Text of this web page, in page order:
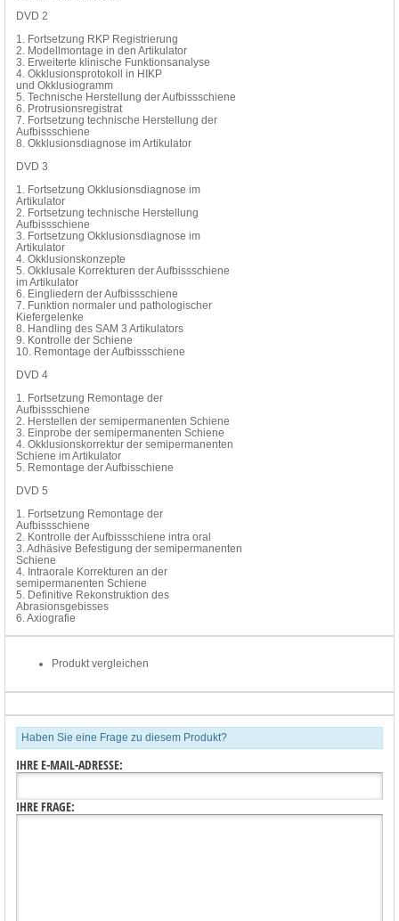
DVD 2
1. Fortsetzung RKP Registrierung
2. Modellmontage in den Artikulator
3. Erweiterte klinische Funktionsanalyse
4. Okklusionsprotokoll in HIKP
und Okklusiogramm
5. Technische Herstellung der Aufbissschiene
6. Protrusionsregistrat
7. Fortsetzung technische Herstellung der
Aufbissschiene
8. Okklusionsdiagnose im Artikulator
DVD 3
1. Fortsetzung Okklusionsdiagnose im
Artikulator
2. Fortsetzung technische Herstellung
Aufbissschiene
3. Fortsetzung Okklusionsdiagnose im
Artikulator
4. Okklusionskonzepte
5. Okklusale Korrekturen der Aufbissschiene
im Artikulator
6. Eingliedern der Aufbissschiene
7. Funktion normaler und pathologischer
Kiefergelenke
8. Handling des SAM 3 Artikulators
9. Kontrolle der Schiene
10. Remontage der Aufbissschiene
DVD 4
1. Fortsetzung Remontage der
Aufbissschiene
2. Herstellen der semipermanenten Schiene
3. Einprobe der semipermanenten Schiene
4. Okklusionskorrektur der semipermanenten
Schiene im Artikulator
5. Remontage der Aufbisschiene
DVD 5
1. Fortsetzung Remontage der
Aufbissschiene
2. Kontrolle der Aufbissschiene intra oral
3. Adhäsive Befestigung der semipermanenten
Schiene
4. Intraorale Korrekturen an der
semipermanenten Schiene
5. Definitive Rekonstruktion des
Abrasionsgebisses
6. Axiografie
Produkt vergleichen
Haben Sie eine Frage zu diesem Produkt?
IHRE E-MAIL-ADRESSE:
IHRE FRAGE: